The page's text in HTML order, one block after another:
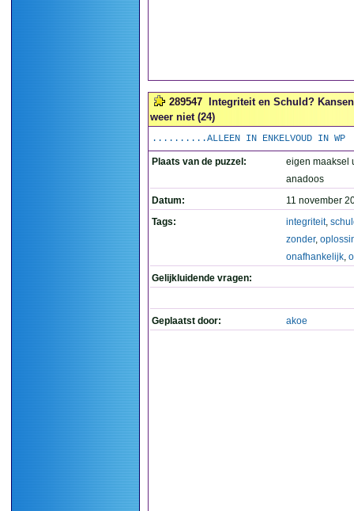
289547
Integriteit en Schuld?
weer niet (24)
..........ALLEEN IN ENKELVOUD IN WP
Plaats van de puzzel:
eigen maaksel
anadoos
Datum:
11 november
Tags:
integriteit,
zonder,
onafhankelijk,
Gelijkluidende vragen:
Geplaatst door: akoe